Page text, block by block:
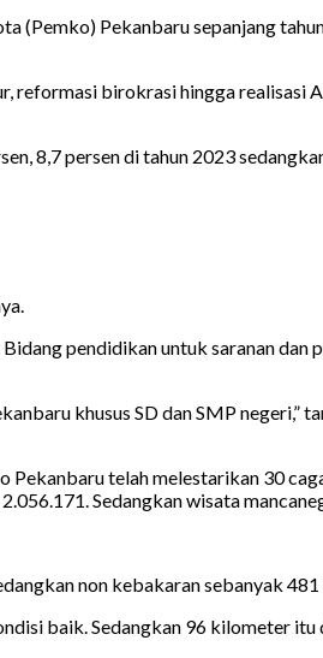
(Pemko) Pekanbaru sepanjang
reformasi birokrasi hingga realisasi
8,7 persen di tahun 2023
pendidikan untuk saranan dan
khusus SD dan SMP negeri,”
Pekanbaru telah melestarikan 30
Sedangkan wisata
non kebakaran sebanyak 481
baik. Sedangkan 96 kilometer itu